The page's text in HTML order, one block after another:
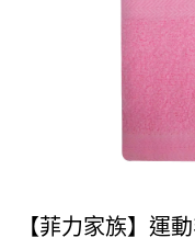
【菲力家族】運